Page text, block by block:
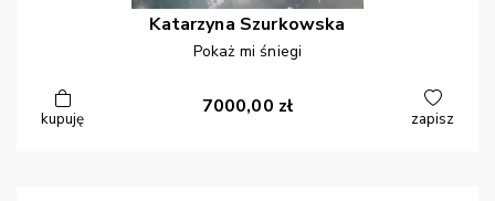
Katarzyna Szurkowska
Pokaż mi śniegi
kupuję
7000,00 zł
zapisz